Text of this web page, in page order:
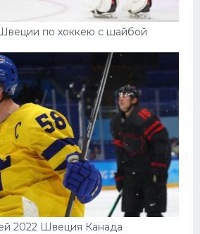
по хоккею с шайбой
2022 Швеция Канада